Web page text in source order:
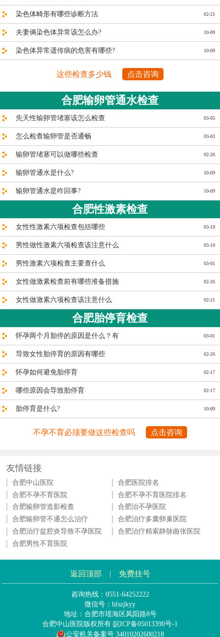
02-21
染色体畸形有哪些诊断方法
10-09
夫妻俩染色体异常该怎么办?
10-09
染色体异常遗传病的危害有哪些?
这些检查多少钱 点击咨询
合肥输卵管通水检查
03-05
先天性输卵管堵塞该怎么检查
03-03
怎么检查输卵管是否通畅
02-26
输卵管堵塞可以做哪些检查
10-09
输卵管通水是什么?
10-09
输卵管通水是咋回事?
合肥性激素检查
03-19
女性性激素六项检查包括哪些
03-10
男性做性激素六项检查该注意什么
03-01
男性激素六项检查主要查什么
02-26
女性做激素检查前有哪些准备措施
02-21
女性做激素六项检查该注意什么
合肥胎停育检查
03-01
怀孕两个月胎停的原因是什么？有
02-26
导致女性胎停育的原因有哪些
02-17
怀孕如何避免胎停育
02-17
哪些原因会导致胎停育
10-09
胎停育是什么?
不孕不育必须要做这些检查吗 点击咨询
友情链接
合肥中山医院
合肥医院排名
合肥不孕不育医院
合肥不孕不育医院排名
合肥输卵管造影检查
合肥治不孕医院
合肥输卵管不通怎么治疗
合肥治疗多囊卵巢医院
合肥治疗盆腔炎导致不孕医院
合肥治疗精索静脉曲张医院
合肥男性不育医院
返回顶部 | 免费挂号
咨询热线：0551-64252222
微信号：hfszjkyy
地址：合肥市瑶海区凤阳路8号
合肥中山医院版权所有 皖ICP备05013390号-1
公安机关备案号 34010202600218